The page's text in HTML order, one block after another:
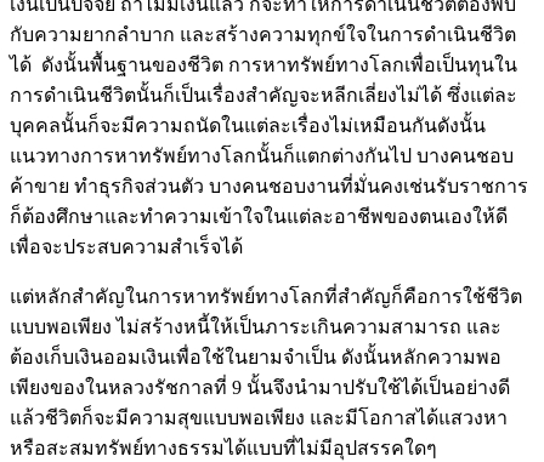
เงินเป็นปัจจัย ถ้าไม่มีเงินแล้ว ก็จะทำให้การดำเนินชีวิตต้องพบ
กับความยากลำบาก และสร้างความทุกข์ใจในการดำเนินชีวิต
ได้ ดังนั้นพื้นฐานของชีวิต การหาทรัพย์ทางโลกเพื่อเป็นทุนใน
การดำเนินชีวิตนั้นก็เป็นเรื่องสำคัญจะหลีกเลี่ยงไม่ได้ ซึ่งแต่ละ
บุคคลนั้นก็จะมีความถนัดในแต่ละเรื่องไม่เหมือนกันดังนั้น
แนวทางการหาทรัพย์ทางโลกนั้นก็แตกต่างกันไป บางคนชอบ
ค้าขาย ทำธุรกิจส่วนตัว บางคนชอบงานที่มั่นคงเช่นรับราชการ
ก็ต้องศึกษาและทำความเข้าใจในแต่ละอาชีพของตนเองให้ดี
เพื่อจะประสบความสำเร็จได้
แต่หลักสำคัญในการหาทรัพย์ทางโลกที่สำคัญก็คือการใช้ชีวิต
แบบพอเพียง ไม่สร้างหนี้ให้เป็นภาระเกินความสามารถ และ
ต้องเก็บเงินออมเงินเพื่อใช้ในยามจำเป็น ดังนั้นหลักความพอ
เพียงของในหลวงรัชกาลที่ 9 นั้นจึงนำมาปรับใช้ได้เป็นอย่างดี
แล้วชีวิตก็จะมีความสุขแบบพอเพียง และมีโอกาสได้แสวงหา
หรือสะสมทรัพย์ทางธรรมได้แบบที่ไม่มีอุปสรรคใดๆ